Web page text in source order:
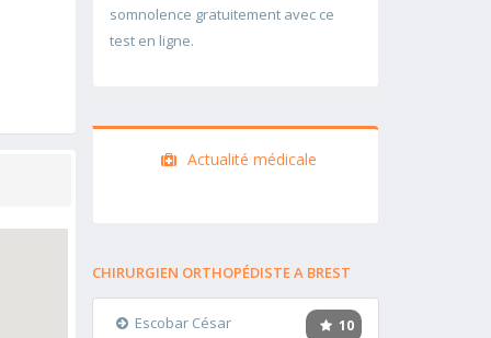
somnolence gratuitement avec ce
test en ligne.
Actualité médicale
CHIRURGIEN ORTHOPÉDISTE A BREST
10
Escobar César